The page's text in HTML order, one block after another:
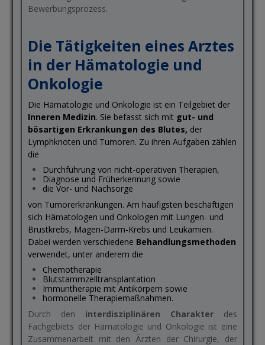
Bewerbungsprozess.
Die Tätigkeiten eines Arztes
in der Hämatologie und
Onkologie
Die Hämatologie und Onkologie ist ein Teilgebiet der
Inneren Medizin. Sie befasst sich mit gut- und
bösartigen Erkrankungen des Blutes, der
Lymphknoten und Tumoren. Zu ihren Aufgaben zählen
die
Durchführung von nicht-operativen Therapien,
Diagnose und Früherkennung sowie
die Vor- und Nachsorge
von Tumorerkrankungen. Am häufigsten beschäftigen
sich Hämatologen und Onkologen mit Lungen- und
Brustkrebs, Magen-Darm-Krebs und Leukämien.
Dabei werden verschiedene Behandlungsmethoden
verwendet, unter anderem die
Chemotherapie
Blutstammzelltransplantation
Immuntherapie mit Antikörpern sowie
hormonelle Therapiemaßnahmen.
Durch den interdisziplinären Charakterdes
Fachgebiets der Hämatologie und Onkologie ist eine
Zusammenarbeit mit den Ärzten der Chirurgie, der